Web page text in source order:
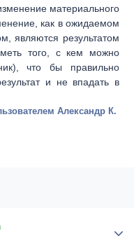
материального
как в ожидаемом
являются результатом
того, с кем можно
что бы правильно
и не впадать в
Александр К.